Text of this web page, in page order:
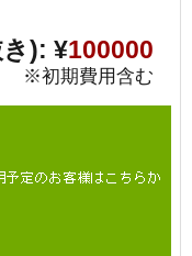
): ¥100000
※初期費用含む